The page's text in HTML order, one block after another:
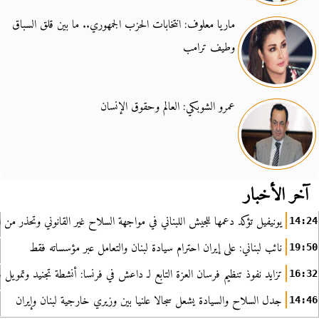
ماريا معلوف: انتخابات الحزب الجمهوري.. ما بين قلق السباق
وطيف ترامب
عمرو الشوبكي: العالم وحقوق الإنسان
آخر الأخبار
14:24 يونيفيل تؤكد دعمها للجيش اللبناني في مواجهة السلاح غير القانوني وتحذر من
19:50 نائب لبناني: على إيران احترام سيادة لبنان والتعامل عبر مؤسساته فقط
16:32 تزايد نفوذ تنظيم فرسان العزة التابع لـ داعش في فرنسا: أنشطة تجنيد
14:46 جدل السلاح والسيادة يشعل سجالا علنيا بين وزيري خارجية لبنان وإيران